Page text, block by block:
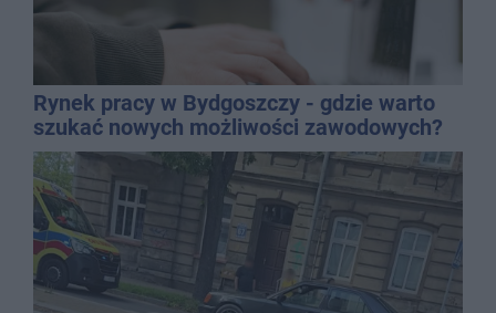
Rynek pracy w Bydgoszczy - gdzie warto
szukać nowych możliwości zawodowych?